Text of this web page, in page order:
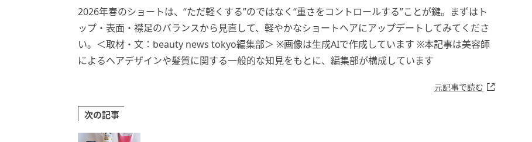
2026年春のショートは、“ただ軽くする”のではなく“重さをコントロールする”ことが鍵。まずはト
ップ・表面・襟足のバランスから見直して、軽やかなショートヘアにアップデートしてみてくださ
い。＜取材・文：beauty news tokyo編集部＞ ※画像は生成AIで作成しています ※本記事は美容師
によるヘアデザインや髪質に関する一般的な知見をもとに、編集部が構成しています
元記事で読む
次の記事